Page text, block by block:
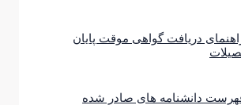
دریافت گواهی موقت پایان
دانشنامه های صادر شده